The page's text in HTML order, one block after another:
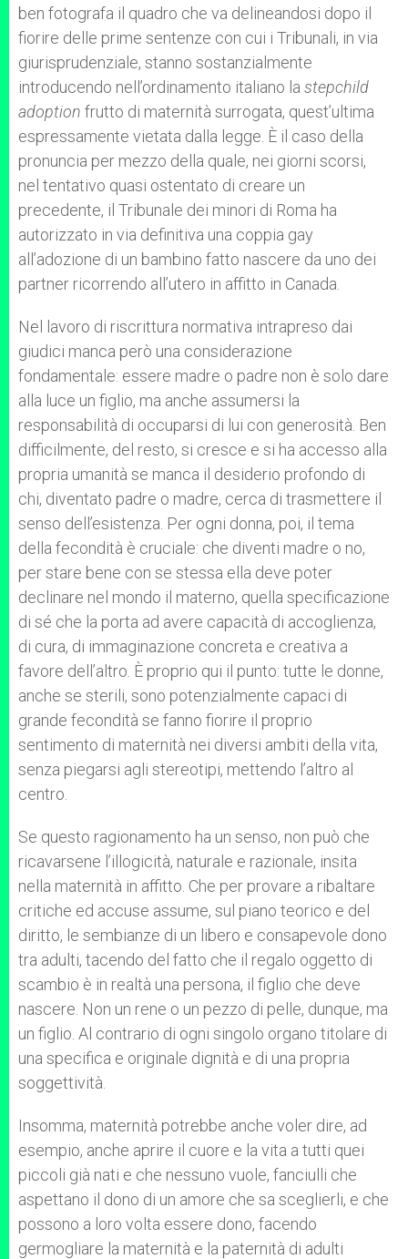
ben fotografa il quadro che va delineandosi dopo il
fiorire delle prime sentenze con cui i Tribunali, in via
giurisprudenziale, stanno sostanzialmente
introducendo nell’ordinamento italiano la stepchild
adoption frutto di maternità surrogata, quest’ultima
espressamente vietata dalla legge. È il caso della
pronuncia per mezzo della quale, nei giorni scorsi,
nel tentativo quasi ostentato di creare un
precedente, il Tribunale dei minori di Roma ha
autorizzato in via definitiva una coppia gay
all’adozione di un bambino fatto nascere da uno dei
partner ricorrendo all’utero in affitto in Canada.
Nel lavoro di riscrittura normativa intrapreso dai
giudici manca però una considerazione
fondamentale: essere madre o padre non è solo dare
alla luce un figlio, ma anche assumersi la
responsabilità di occuparsi di lui con generosità. Ben
difficilmente, del resto, si cresce e si ha accesso alla
propria umanità se manca il desiderio profondo di
chi, diventato padre o madre, cerca di trasmettere il
senso dell’esistenza. Per ogni donna, poi, il tema
della fecondità è cruciale: che diventi madre o no,
per stare bene con se stessa ella deve poter
declinare nel mondo il materno, quella specificazione
di sé che la porta ad avere capacità di accoglienza,
di cura, di immaginazione concreta e creativa a
favore dell’altro. È proprio qui il punto: tutte le donne,
anche se sterili, sono potenzialmente capaci di
grande fecondità se fanno fiorire il proprio
sentimento di maternità nei diversi ambiti della vita,
senza piegarsi agli stereotipi, mettendo l’altro al
centro.
Se questo ragionamento ha un senso, non può che
ricavarsene l’illogicità, naturale e razionale, insita
nella maternità in affitto. Che per provare a ribaltare
critiche ed accuse assume, sul piano teorico e del
diritto, le sembianze di un libero e consapevole dono
tra adulti, tacendo del fatto che il regalo oggetto di
scambio è in realtà una persona, il figlio che deve
nascere. Non un rene o un pezzo di pelle, dunque, ma
un figlio. Al contrario di ogni singolo organo titolare di
una specifica e originale dignità e di una propria
soggettività.
Insomma, maternità potrebbe anche voler dire, ad
esempio, anche aprire il cuore e la vita a tutti quei
piccoli già nati e che nessuno vuole, fanciulli che
aspettano il dono di un amore che sa sceglierli, e che
possono a loro volta essere dono, facendo
germogliare la maternità e la paternità di adulti